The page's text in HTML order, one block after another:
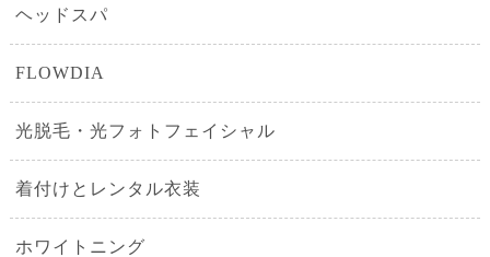
ヘッドスパ
FLOWDIA
光脱毛・光フォトフェイシャル
着付けとレンタル衣装
ホワイトニング